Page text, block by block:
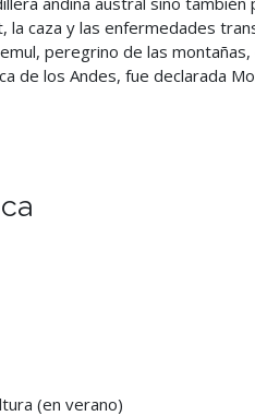
caza y las enfermedades
peregrino de las
de los Andes, fue declarada
(en verano)